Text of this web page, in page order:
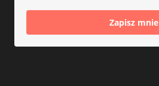
Zapisz mnie